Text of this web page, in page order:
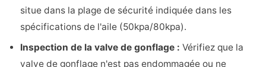
situe dans la plage de sécurité indiquée dans les
spécifications de l'aile (50kpa/80kpa).
Inspection de la valve de gonflage : Vérifiez que la
valve de gonflage n'est pas endommagée ou ne